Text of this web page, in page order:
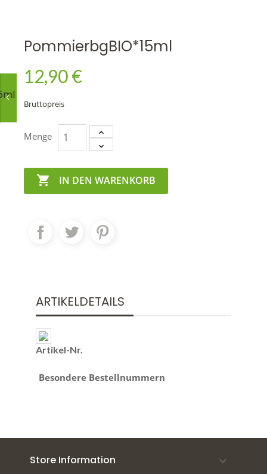
PommierbgBIO*15ml
12,90 €
Bruttopreis
Menge
 IN DEN WARENKORB
ARTIKELDETAILS
Artikel-Nr.
Besondere Bestellnummern
Store Information 